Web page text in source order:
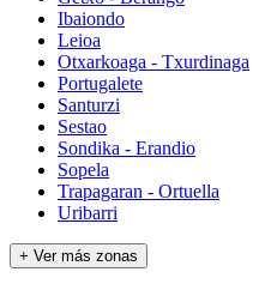
Ibaiondo
Leioa
Otxarkoaga - Txurdinaga
Portugalete
Santurzi
Sestao
Sondika - Erandio
Sopela
Trapagaran - Ortuella
Uribarri
+ Ver más zonas